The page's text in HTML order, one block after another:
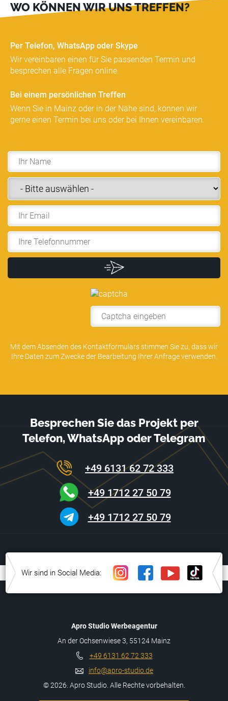
WO KÖNNEN WIR UNS TREFFEN?
Per Telefon, WhatsApp oder Skype
Wir vereinbaren einen für Sie passenden Termin und
besprechen alle Fragen online.
Bei einem persönlichen Treffen
Wenn Sie in Mainz oder in der Nähe sind, können wir
gerne einen Termin bei uns oder bei Ihnen vereinbaren.
Mit dem Absenden des Kontaktformulars stimmen Sie zu, dass wir
Ihre Daten zum Zwecke der Bearbeitung Ihrer Anfrage verwenden.
Besprechen Sie das Projekt per
Telefon, WhatsApp oder Telegram
+49 6131 62 72 333
+49 1712 27 50 79
+49 1712 27 50 79
Wir sind in Social Media:
Apro Studio Werbeagentur
An der Ochsenwiese 3, 55124 Mainz
+49 6131 62 72 333
info@apro-studio.de
© 2026. Apro Studio. Alle Rechte vorbehalten.